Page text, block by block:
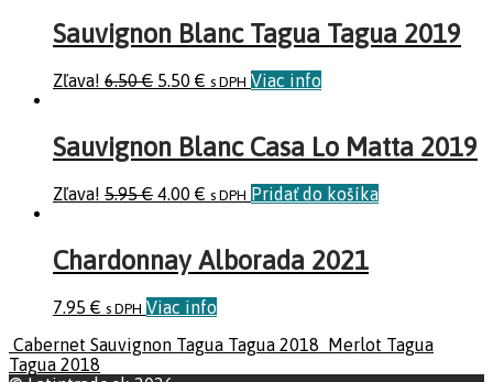
Sauvignon Blanc Tagua Tagua 2019
Zľava! 6.50€ 5.50 € s DPH Viac info
Sauvignon Blanc Casa Lo Matta 2019
Zľava! 5.95€ 4.00 € s DPH Pridať do košíka
Chardonnay Alborada 2021
7.95 € s DPH Viac info
Cabernet Sauvignon Tagua Tagua 2018 Merlot Tagua
Tagua 2018